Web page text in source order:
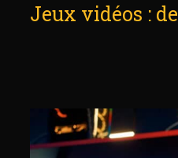
Jeux vidéos :